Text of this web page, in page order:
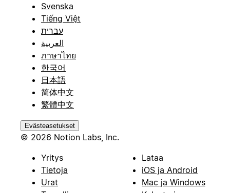
Svenska
Tiếng Việt
עברית
العربية
ภาษาไทย
한국어
日本語
简体中文
繁體中文
Evästeasetukset
© 2026 Notion Labs, Inc.
Yritys
Tietoja
Urat
Lataa
iOS ja Android
Mac ja Windows